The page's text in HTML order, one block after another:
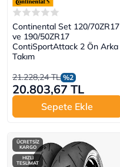
Continental Set 120/70ZR17
ve 190/50ZR17
ContiSportAttack 2 Ön Arka
Takım
21.228,24 TL %2
20.803,67 TL
Sepete Ekle
ÜCRETSİZ
KARGO
HIZLI
TESLİMAT